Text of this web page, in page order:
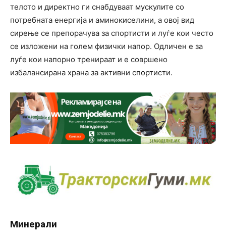
телото и директно ги снабдуваат мускулите со
потребната енергија и аминокиселини, а овој вид
сирење се препорачува за спортисти и луѓе кои често
се изложени на голем физички напор. Одличен е за
луѓе кои напорно тренираат и е совршено
избалансирана храна за активни спортисти.
Минерали